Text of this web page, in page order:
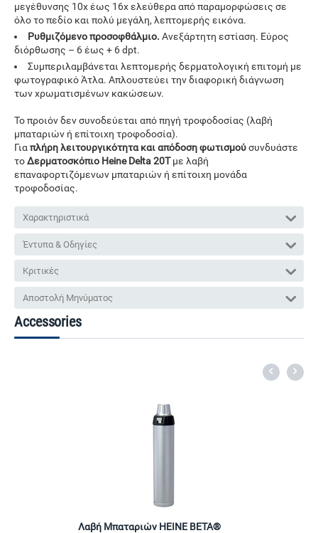
μεγέθυνσης 10x έως 16x ελεύθερα από παραμορφώσεις σε
όλο το πεδίο και πολύ μεγάλη, λεπτομερής εικόνα.
Ρυθμιζόμενο προσοφθάλμιο. Ανεξάρτητη εστίαση. Εύρος
διόρθωσης – 6 έως + 6 dpt.
Συμπεριλαμβάνεται λεπτομερής δερματολογική επιτομή με
φωτογραφικό Άτλα. Απλουστεύει την διαφορική διάγνωση
των χρωματισμένων κακώσεων.
Το προιόν δεν συνοδεύεται από πηγή τροφοδοσίας (λαβή
μπαταριών ή επίτοιχη τροφοδοσία).
Γιαπλήρη λειτουργικότητα και απόδοση φωτισμούσυνδυάστε
τοΔερματοσκόπιο Heine Delta 20Tμε λαβή
επαναφορτιζόμενων μπαταριών ή επίτοιχη μονάδα
τροφοδοσίας.
Χαρακτηριστικά
Έντυπα & Οδηγίες
Κριτικές
Αποστολή Μηνύματος
Accessories
Λαβή Μπαταριών HEINE BETA®